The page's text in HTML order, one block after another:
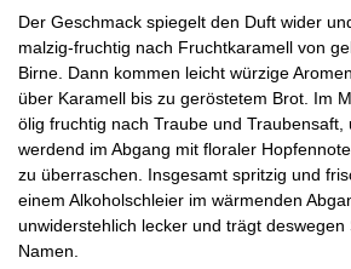
Der Geschmack spiegelt den Duft wider
malzig-fruchtig nach Fruchtkaramell von
Birne. Dann kommen leicht würzige
über Karamell bis zu geröstetem Brot. Im
ölig fruchtig nach Traube und
werdend im Abgang mit floraler
zu überraschen. Insgesamt spritzig und
einem Alkoholschleier im wärmenden
unwiderstehlich lecker und trägt deswegen
Namen.